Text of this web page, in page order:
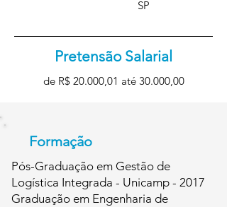
SP
Pretensão Salarial
de R$ 20.000,01 até 30.000,00
Formação
Pós-Graduação em Gestão de
Logística Integrada - Unicamp - 2017
Graduação em Engenharia de